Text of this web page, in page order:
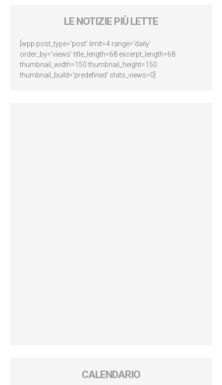
LE NOTIZIE PIÙ LETTE
[wpp post_type='post' limit=4 range='daily'
order_by='views' title_length=68 excerpt_length=68
thumbnail_width=150 thumbnail_height=150
thumbnail_build='predefined' stats_views=0]
CALENDARIO